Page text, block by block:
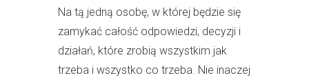
Na tą jedną osobę, w której będzie się
zamykać całość odpowiedzi, decyzji i
działań, które zrobią wszystkim jak
trzeba i wszystko co trzeba. Nie inaczej